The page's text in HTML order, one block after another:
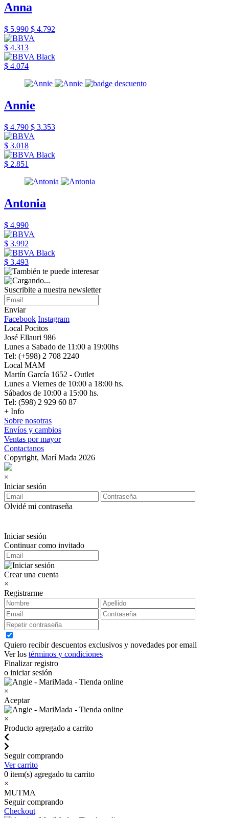
Anna
$ 5.990 $ 4.792
$ 4.313
$ 4.074
Annie
$ 4.790 $ 3.353
$ 3.018
$ 2.851
Antonia
$ 4.990
$ 3.992
$ 3.493
Suscribite a nuestra newsletter
Enviar
Facebook Instagram
Local Pocitos
José Ellauri 986
Lunes a Sabado de 11:00 a 19:00hs
Tel: (+598) 2 708 2240
Local MAM
Martín García 1652 - Outlet
Lunes a Viernes de 10:00 a 18:00 hs.
Sábados de 10:00 a 15:00 hs.
Tel: (598) 2 929 60 87
+ Info
Sobre nosotras
Envíos y cambios
Ventas por mayor
Contactanos
Copyright, Marí Mada 2026
×
Iniciar sesión
Olvidé mi contraseña
Iniciar sesión
Continuar como invitado
Crear una cuenta
×
Registrarme
Quiero recibir descuentos exclusivos y novedades por email
Ver los términos y condiciones
Finalizar registro
o iniciar sesión
×
Aceptar
×
Producto agregado a carrito
Seguir comprando
Ver carrito
0 item(s) agregado tu carrito
×
MUTMA
Seguir comprando
Checkout